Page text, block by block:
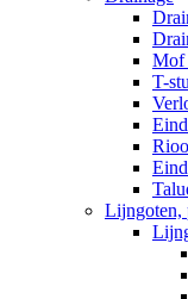
Mof
T-
Lijngoten,